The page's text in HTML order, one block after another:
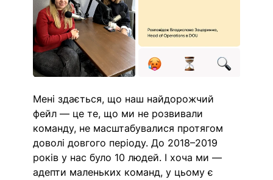
Мені здається, що наш найдорожчий
фейл — це те, що ми не розвивали
команду, не масштабувалися протягом
доволі довгого періоду. До 2018–2019
років у нас було 10 людей. І хоча ми —
адепти маленьких команд, у цьому є